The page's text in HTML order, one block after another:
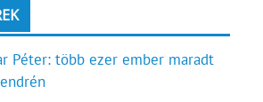
Péter: több ezer ember maradt